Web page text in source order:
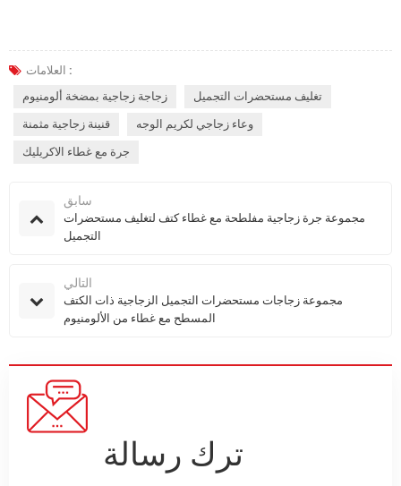
العلامات :
زجاجة زجاجية بمضخة ألومنيوم
تغليف مستحضرات التجميل
قنينة زجاجية مثمنة وعاء زجاجي لكريم الوجه
جرة مع غطاء الاكريليك
سابق
مجموعة جرة زجاجية مفلطحة مع غطاء كتف لتغليف مستحضرات
التجميل
التالي
مجموعة زجاجات مستحضرات التجميل الزجاجية ذات الكتف
المسطح مع غطاء من الألومنيوم
ترك رسالة